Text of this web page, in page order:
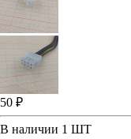
50 ₽
В наличии 1 ШТ